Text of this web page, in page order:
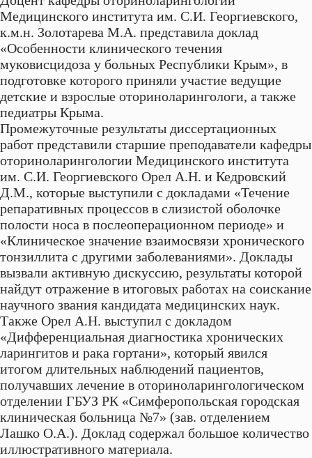
Медицинского института им. С.И. Георгиевского,
к.м.н. Золотарева М.А. представила доклад
«Особенности клинического течения
муковисцидоза у больных Республики Крым», в
подготовке которого приняли участие ведущие
детские и взрослые оториноларингологи, а также
педиатры Крыма.
Промежуточные результаты диссертационных
работ представили старшие преподаватели кафедры
оториноларингологии Медицинского института
им. С.И. Георгиевского Орел А.Н. и Кедровский
Д.М., которые выступили с докладами «Течение
репаративных процессов в слизистой оболочке
полости носа в послеоперационном периоде» и
«Клиническое значение взаимосвязи хронического
тонзиллита с другими заболеваниями». Доклады
вызвали активную дискуссию, результаты которой
найдут отражение в итоговых работах на соискание
научного звания кандидата медицинских наук.
Также Орел А.Н. выступил с докладом
«Дифференциальная диагностика хронических
ларингитов и рака гортани», который явился
итогом длительных наблюдений пациентов,
получавших лечение в оториноларингологическом
отделении ГБУЗ РК «Симферопольская городская
клиническая больница №7» (зав. отделением
Лашко О.А.). Доклад содержал большое количество
иллюстративного материала.